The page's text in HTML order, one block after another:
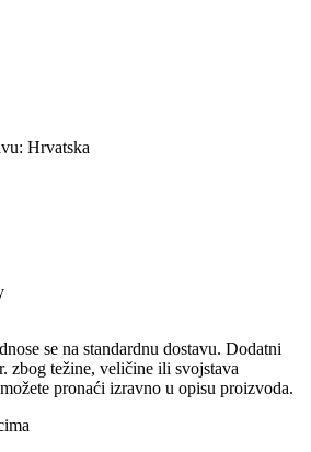
Hrvatska
se na standardnu ​​dostavu. Dodatni
zbog težine, veličine ili svojstava
pronaći izravno u opisu proizvoda.